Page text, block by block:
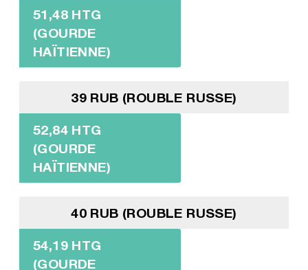
51,48 HTG
(GOURDE
HAÏTIENNE)
39 RUB (ROUBLE RUSSE)
52,84 HTG
(GOURDE
HAÏTIENNE)
40 RUB (ROUBLE RUSSE)
54,19 HTG
(GOURDE